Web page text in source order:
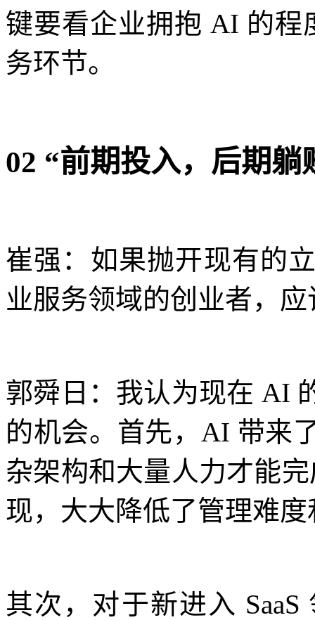
键要看企业拥抱 AI 的
务环节。
02 “前期投入，后期躺
崔强：如果抛开现有的
业服务领域的创业者，
郭舜日：我认为现在 AI
的机会。首先，AI 带来
杂架构和大量人力才能
现，大大降低了管理难
其次，对于新进入